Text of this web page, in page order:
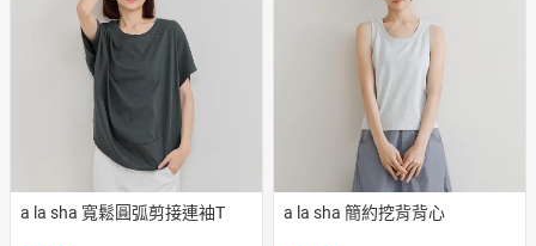
日本購物 電子/紙本書
a la sha 寬鬆圓弧剪接連袖T a la sha 簡約挖背背心